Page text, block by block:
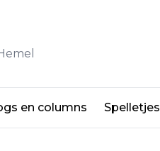
en columns Spelletjes